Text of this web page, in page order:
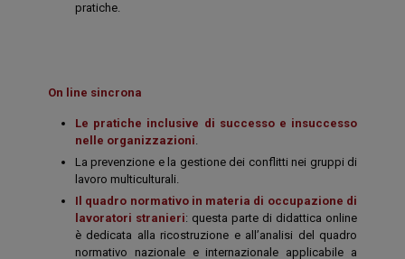
pratiche.
On line sincrona
Le pratiche inclusive di successo e insuccesso
nelle organizzazioni.
La prevenzione e la gestione dei conflitti nei gruppi di
lavoro multiculturali.
Il quadro normativo in materia di occupazione di
lavoratori stranieri: questa parte di didattica online
è dedicata alla ricostruzione e all’analisi del quadro
normativo nazionale e internazionale applicabile a